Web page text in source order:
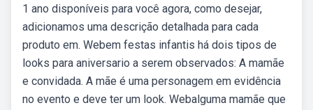
1 ano disponíveis para você agora, como desejar,
adicionamos uma descrição detalhada para cada
produto em. Webem festas infantis há dois tipos de
looks para aniversario a serem observados: A mamãe
e convidada. A mãe é uma personagem em evidência
no evento e deve ter um look. Webalguma mamãe que